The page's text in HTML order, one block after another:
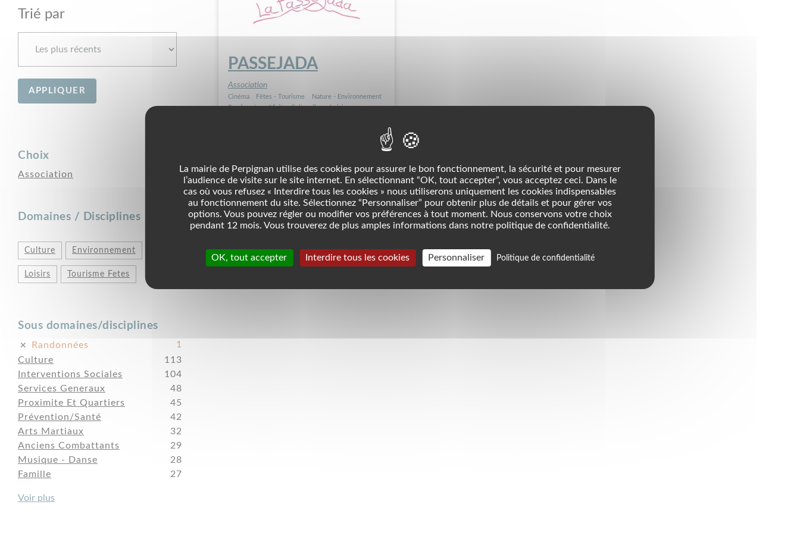
Trié par
Choix
Association 1
Domaines / Disciplines
Culture Environnement
Loisirs Tourisme Fetes
Sous domaines/disciplines
Randonnées
1
Culture
113
Interventions Sociales
104
Services Generaux
48
Proximite Et Quartiers
45
Prévention/Santé
42
Arts Martiaux
32
Anciens Combattants
29
Musique - Danse
28
Famille
27
Voir plus
PASSEJADA
Association
Cinéma Fêtes - Tourisme
Nature - Environnement
Randonnées
Visites Culturelles Loisirs
La mairie de Perpignan utilise des cookies pour assurer le bon fonctionnement, la sécurité et pour mesurer
l’audience de visite sur le site internet. En sélectionnant “OK, tout accepter”, vous acceptez ceci. Dans le
cas où vous refusez « Interdire tous les cookies » nous utiliserons uniquement les cookies indispensables
au fonctionnement du site. Sélectionnez “Personnaliser” pour obtenir plus de détails et pour gérer vos
options. Vous pouvez régler ou modifier vos préférences à tout moment. Nous conservons votre choix
pendant 12 mois. Vous trouverez de plus amples informations dans notre politique de confidentialité.
OK, tout accepter Interdire tous les cookies Personnaliser Politique de confidentialité